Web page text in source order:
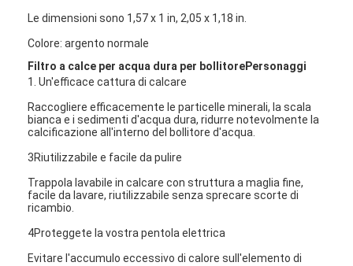
Casa
Prodotti
Le dimensioni sono 1,57 x 1 in, 2,05 x 1,18 in.
Colore: argento normale
Filtro a calce per acqua dura per bollitorePersonaggi
1. Un'efficace cattura di calcare
Raccogliere efficacemente le particelle minerali, la scala
bianca e i sedimenti d'acqua dura, ridurre notevolmente la
calcificazione all'interno del bollitore d'acqua.
3Riutilizzabile e facile da pulire
Trappola lavabile in calcare con struttura a maglia fine,
facile da lavare, riutilizzabile senza sprecare scorte di
ricambio.
4Proteggete la vostra pentola elettrica
Evitare l'accumulo eccessivo di calore sull'elemento di